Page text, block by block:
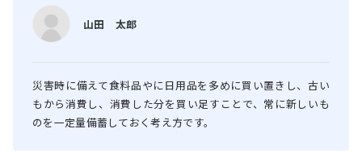
山田 太郎
災害時に備えて食料品やに日用品を多めに買い置きし、古い
もから消費し、消費した分を買い足すことで、常に新しいも
のを一定量備蓄しておく考え方です。